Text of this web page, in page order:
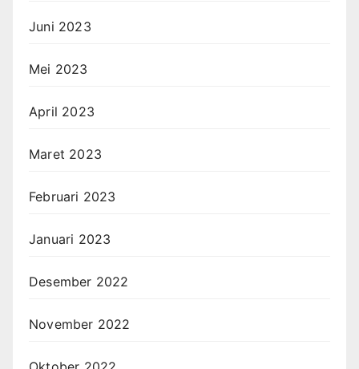
Juni 2023
Mei 2023
April 2023
Maret 2023
Februari 2023
Januari 2023
Desember 2022
November 2022